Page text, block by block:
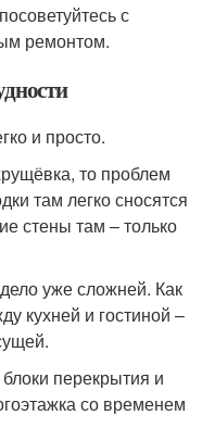
с
ремонтом.
и просто.
то проблем
там легко сносятся
стены там – только
уже сложней. Как
кухней и гостиной –
перекрытия и
со временем